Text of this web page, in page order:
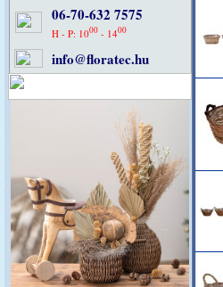
06-70-632 7575
H - P: 1000- 1400
info@floratec.hu